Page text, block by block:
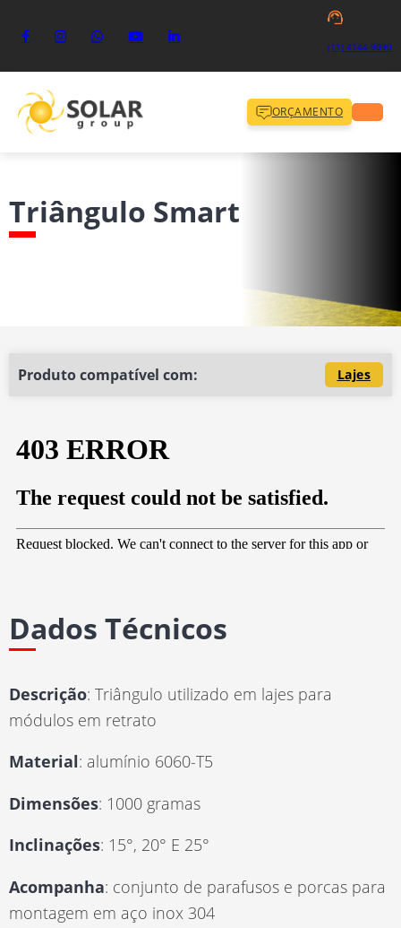
(11) 4144-9090
ORÇAMENTO
Triângulo Smart
Produto compatível com: Lajes
Dados Técnicos
Descrição: Triângulo utilizado em lajes para
módulos em retrato
Material: alumínio 6060-T5
Dimensões: 1000 gramas
Inclinações: 15°, 20° E 25°
Acompanha: conjunto de parafusos e porcas para
montagem em aço inox 304